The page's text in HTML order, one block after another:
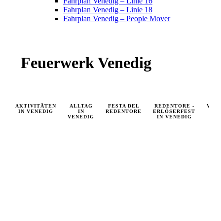
Fahrplan Venedig – Linie 18
Fahrplan Venedig – People Mover
Feuerwerk Venedig
AKTIVITÄTEN
IN VENEDIG
ALLTAG
IN
VENEDIG
FESTA DEL
REDENTORE
REDENTORE -
ERLÖSERFEST
IN VENEDIG